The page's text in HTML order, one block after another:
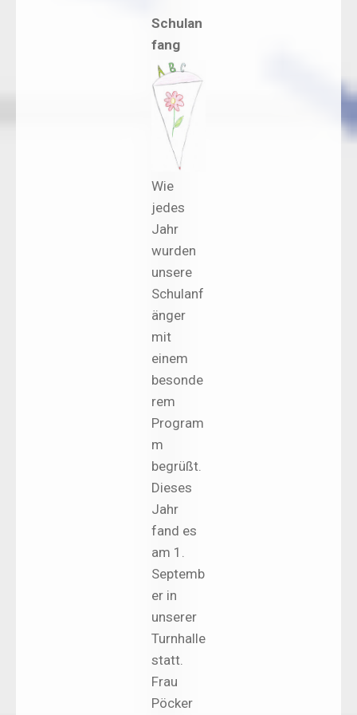
Schulan
fang
Wie
jedes
Jahr
wurden
unsere
Schulanf
änger
mit
einem
besonde
rem
Program
m
begrüßt.
Dieses
Jahr
fand es
am 1.
Septemb
er in
unserer
Turnhalle
statt.
Frau
Pöcker